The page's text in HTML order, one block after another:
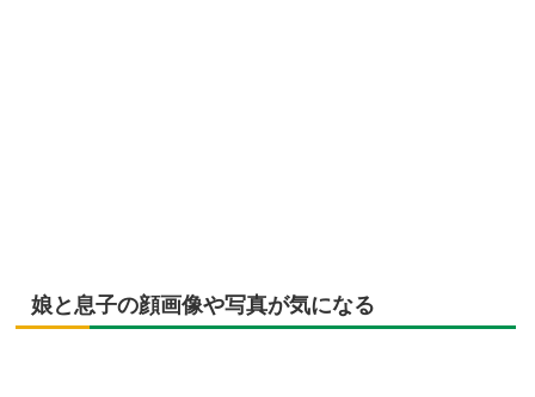
娘と息子の顔画像や写真が気になる